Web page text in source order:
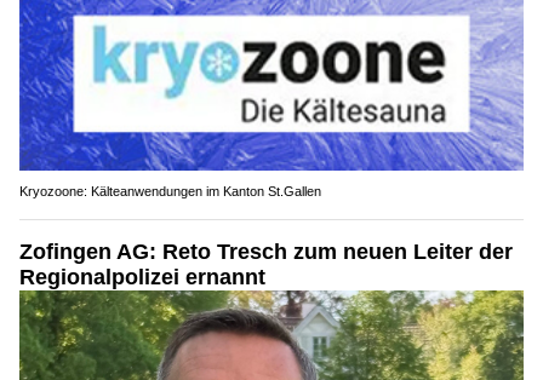
Kryozoone: Kälteanwendungen im Kanton St.Gallen
Zofingen AG: Reto Tresch zum neuen Leiter der
Regionalpolizei ernannt